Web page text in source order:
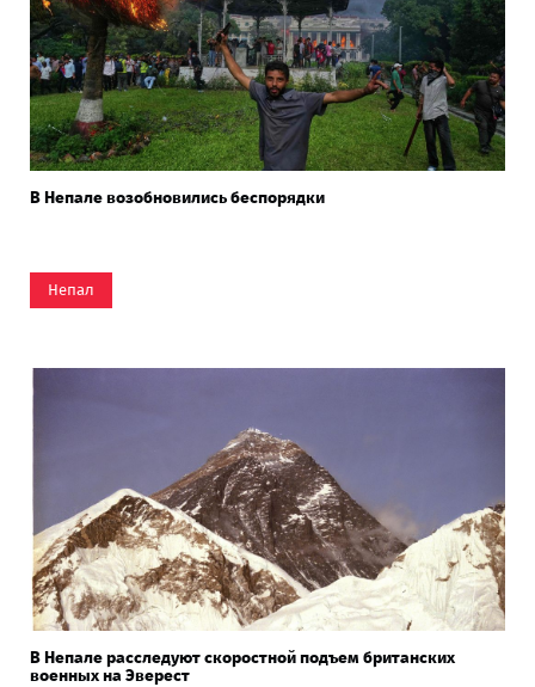
В Непале возобновились беспорядки
Непал
В Непале расследуют скоростной подъем британских
военных на Эверест